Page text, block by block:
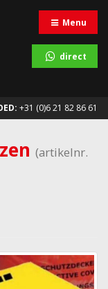
Menu
direct
+31 (0)6 21 82 86 61
(artikelnr.